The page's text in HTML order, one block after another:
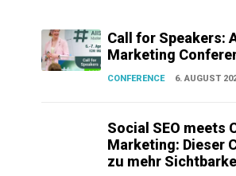
Call for Speakers:
Marketing
CONFERENCE 6. AUGUST
Social SEO meets
Marketing: Dieser
zu mehr